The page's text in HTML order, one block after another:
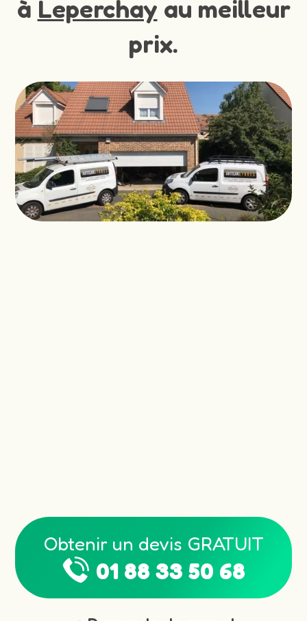
à Leperchay au meilleur
prix.
Obtenir un devis GRATUIT
01 88 33 50 68